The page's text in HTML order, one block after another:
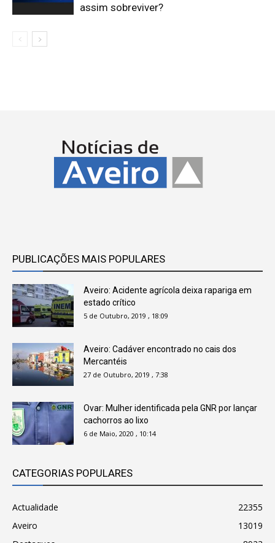
assim sobreviver?
PUBLICAÇÕES MAIS POPULARES
Aveiro: Acidente agrícola deixa rapariga em
estado crítico
5 de Outubro, 2019 , 18:09
Aveiro: Cadáver encontrado no cais dos
Mercantéis
27 de Outubro, 2019 , 7:38
Ovar: Mulher identificada pela GNR por lançar
cachorros ao lixo
6 de Maio, 2020 , 10:14
CATEGORIAS POPULARES
Actualidade
22355
Aveiro
13019